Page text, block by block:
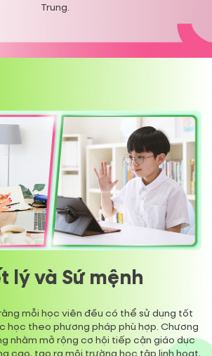
Trung.
lý và Sứ mệnh
mỗi học viên đều có thể sử dụng tốt
học theo phương pháp phù hợp. Chương
nhằm mở rộng cơ hội tiếp cận giáo dục
cao, tạo ra môi trường học tập linh hoạt,